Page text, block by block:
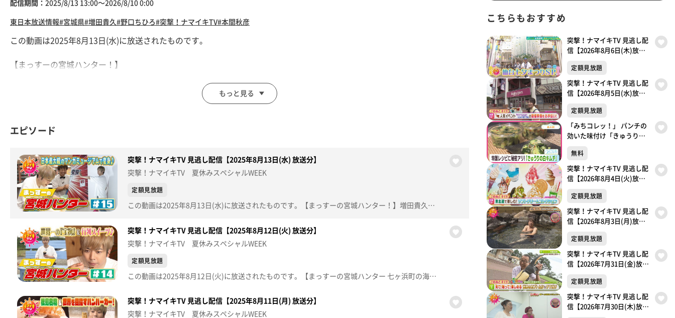
配信期間： 2025/8/13 13:00〜2026/8/10 0:00
東日本放送情報#宮城県#増田貴久 #野口ちひろ#突撃！ナマイキTV#本間秋彦
この動画は2025年8月13日(水)に放送されたものです。
【まっすーの宮城ハンター！】
【ナマなキッチン】
【突撃生中継！】
仙台三越から生中継
※紹介した催事等は終了している場合があります。
もっと見る
エピソード
突撃！ナマイキTV 見逃し配信【2025年8月13日(水) 放送分】
突撃！ナマイキTV 夏休みスペシャルWEEK
定額見放題
この動画は2025年8月13日(水)に放送されたものです。【まっすーの宮城ハンター！】増田貴久さんが石巻・石ノ森萬画館で変身＆ホラーな限定メニューに大興奮！【デパスパ一番のり！】仙台パルコから生中継【ナマなキッチン】大葉白玉とトウモロコシのサラダ【突撃生中継！】仙台三越から生中継※紹介した催事等は終了している場合があります。※紹介した商品等は取り扱いが終了している場合があります。
突撃！ナマイキTV 見逃し配信【2025年8月12日(火) 放送分】
突撃！ナマイキTV 夏休みスペシャルWEEK
定額見放題
この動画は2025年8月12日(火)に放送されたものです。【まっすーの宮城ハンター 七ヶ浜町の海苔メニュー】世界一の海苔だれと海苔ピザ・パスタ・スイーツを堪能します。【突撃！ナマイキカカク】■生鮮市場ヤマトク【住所】利府町中央3丁目4−1【電話番号】022-356-4429【営業時間】9:30〜19:30【定休日】日曜日【ナマなキッチン】「油揚げのカレー丼」【突撃生中継】泉パークタウン タピオから生中継※紹介した催事等は終了している場合があります。※紹介した商品等は取り扱いが終了している場合があります。
突撃！ナマイキTV 見逃し配信【2025年8月11日(月) 放送分】
突撃！ナマイキTV 夏休みスペシャルWEEK
こちらもおすすめ
突撃！ナマイキTV 見逃し配
信【2026年8月6日(木)放送
定額見放題
突撃！ナマイキTV 見逃し配
信【2026年8月5日(水)放送
定額見放題
「みちコレッ！」 パンチの
効いた味付け「きゅうりの
駅】
無料
突撃！ナマイキTV 見逃し配
信【2026年8月4日(火)放送
定額見放題
突撃！ナマイキTV 見逃し配
信【2026年8月3日(月)放送
定額見放題
突撃！ナマイキTV 見逃し配
信【2026年7月31日(金)放送
定額見放題
突撃！ナマイキTV 見逃し配
信【2026年7月30日(木)放送